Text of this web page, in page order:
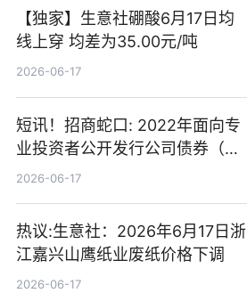
【独家】生意社硼酸6月17日均
线上穿 均差为35.00元/吨
2026-06-17
短讯！招商蛇口: 2022年面向专
业投资者公开发行公司债券（第
二期）（品种二）2026年付息公
2026-06-17
热议:生意社：2026年6月17日浙
江嘉兴山鹰纸业废纸价格下调
2026-06-17